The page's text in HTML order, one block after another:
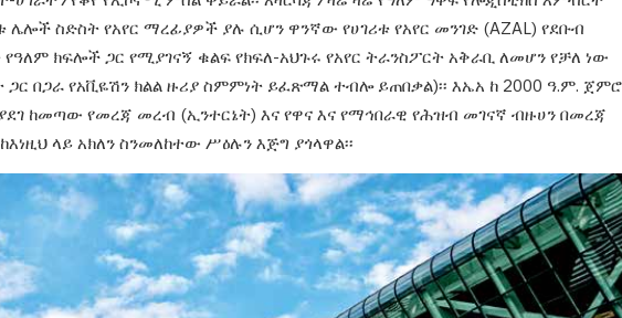
ሌሎች ስድስት የአየር ማረፊያዎች ያሉ ሲሆን ዋንኛው የሀገሪቱ የአየር መንገድ (AZAL) የደቡብ
ክፍሎች ጋር የሚያገናኝ ቁልፍየክፍለ-አህጉሩ የአየር ትራንስፖርት አቅራቢ ለመሆን የቻለ ነው
በጋራ የአቪዬሽን ክልል ዙሪያ ስምምነት ይፈጽማል ተብሎ ይጠበቃል)፡፡ እኤአ ከ 2000 ዓ.ም. ጀምሮ
ከመጣው የመረጃ መረብ (ኢንተርኔት) እና የዋና እና የማኅበራዊ የሕዝብ መገናኛ ብዙሀን በመረጃ
ላይ አክለን ስንመለከተው ሥዕሉን እጅግ ያጎላዋል፡፡